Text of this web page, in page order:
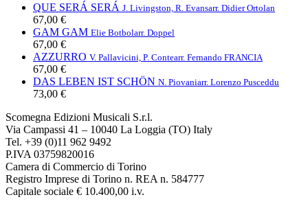
QUE SERÁ SERÁ J. Livingston, R. Evansarr. Didier Ortolan
67,00 €
GAM GAM Elie Botbolarr. Doppel
67,00 €
AZZURRO V. Pallavicini, P. Contearr. Fernando FRANCIA
67,00 €
DAS LEBEN IST SCHÖN N. Piovaniarr. Lorenzo Pusceddu
73,00 €
Scomegna Edizioni Musicali S.r.l.
Via Campassi 41 – 10040 La Loggia (TO) Italy
Tel. +39 (0)11 962 9492
P.IVA 03759820016
Camera di Commercio di Torino
Registro Imprese di Torino n. REA n. 584777
Capitale sociale € 10.400,00 i.v.